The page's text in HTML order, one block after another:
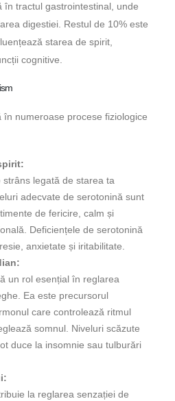
în tractul gastrointestinal, unde
digestiei. Restul de 10% este
starea de spirit,
cognitive.
în numeroase procese fiziologice
strâns legată de starea ta
adecvate de serotonină sunt
de fericire, calm și
Deficiențele de serotonină
anxietate și iritabilitate.
un rol esențial în reglarea
Ea este precursorul
care controlează ritmul
somnul. Niveluri scăzute
duce la insomnie sau tulburări
la reglarea senzației de